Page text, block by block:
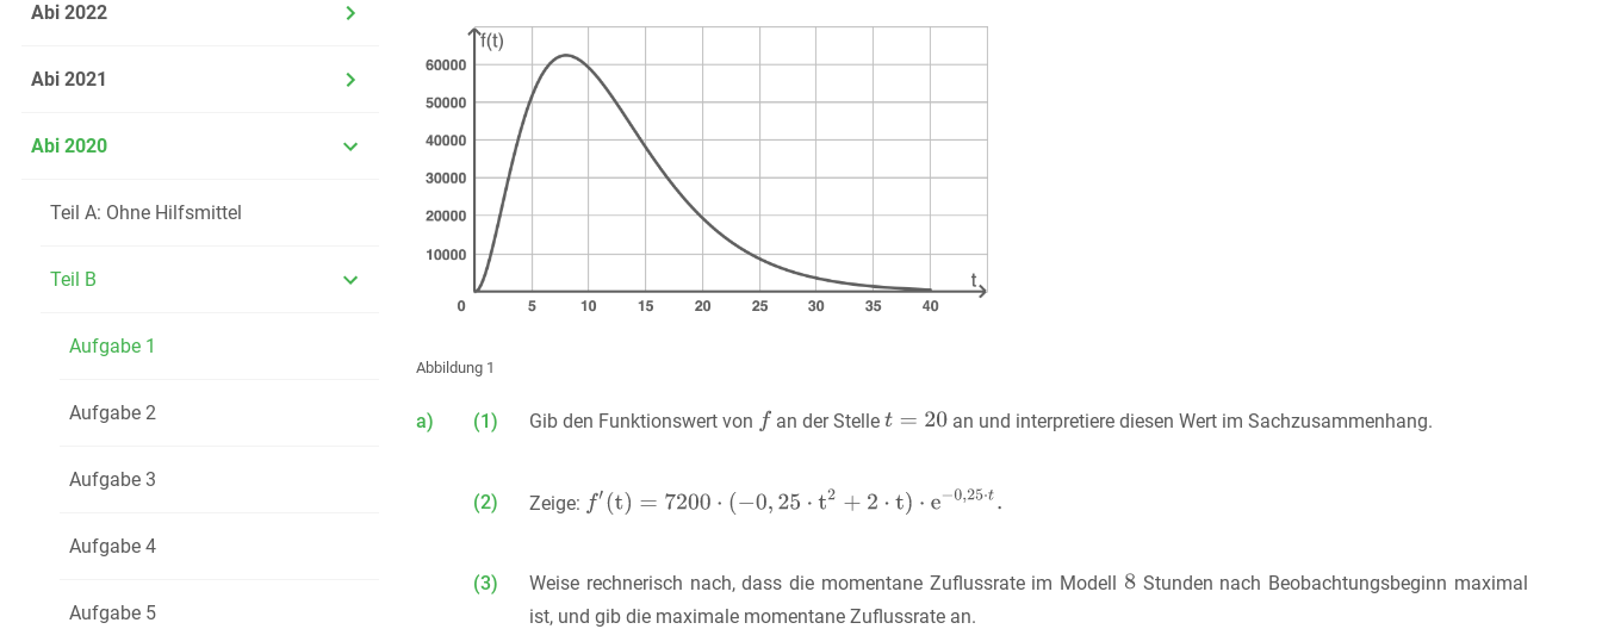
Abi 2022
Abi 2021
Abi 2020
Teil A: Ohne Hilfsmittel
Teil B
Aufgabe 1
Aufgabe 2
Aufgabe 3
Aufgabe 4
Aufgabe 5
Abbildung 1
a) (1) Gib den Funktionswert von an der Stelle an und interpretiere diesen Wert im Sachzusammenhang.
(2) Zeige:
(3) Weise rechnerisch nach, dass die momentane Zuflussrate im Modell
Stunden nach Beobachtungsbeginn maximal
ist, und gib die maximale momentane Zuflussrate an.